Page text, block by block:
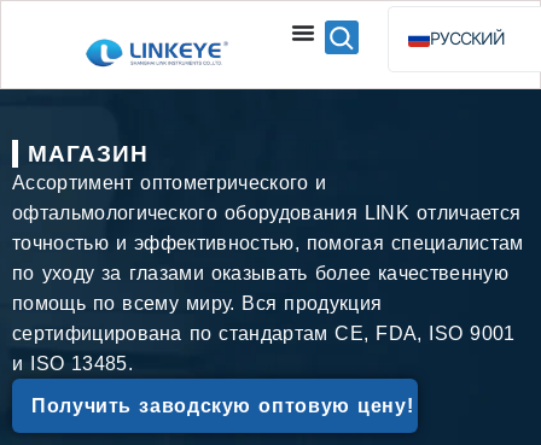
РУССКИЙ
ENGLISH
МАГАЗИН
Ассортимент оптометрического и
офтальмологического оборудования LINK отличается
точностью и эффективностью, помогая специалистам
по уходу за глазами оказывать более качественную
помощь по всему миру. Вся продукция
сертифицирована по стандартам CE, FDA, ISO 9001
и ISO 13485.
Получить заводскую оптовую цену!